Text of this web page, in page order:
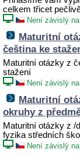
celkem třicet
Není závislý
Maturitní
čeština ke
Maturitní otázky z
stažení
Není závislý
Maturitní
okruhy z
Maturitní otázky z /
fyzika středních škol
Není závislý